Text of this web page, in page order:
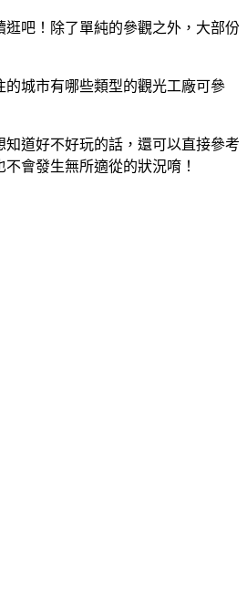
吧！除了單純的參觀之外，大部份
城市有哪些類型的觀光工廠可參
道好不好玩的話，還可以直接參考
會發生無所適從的狀況唷！